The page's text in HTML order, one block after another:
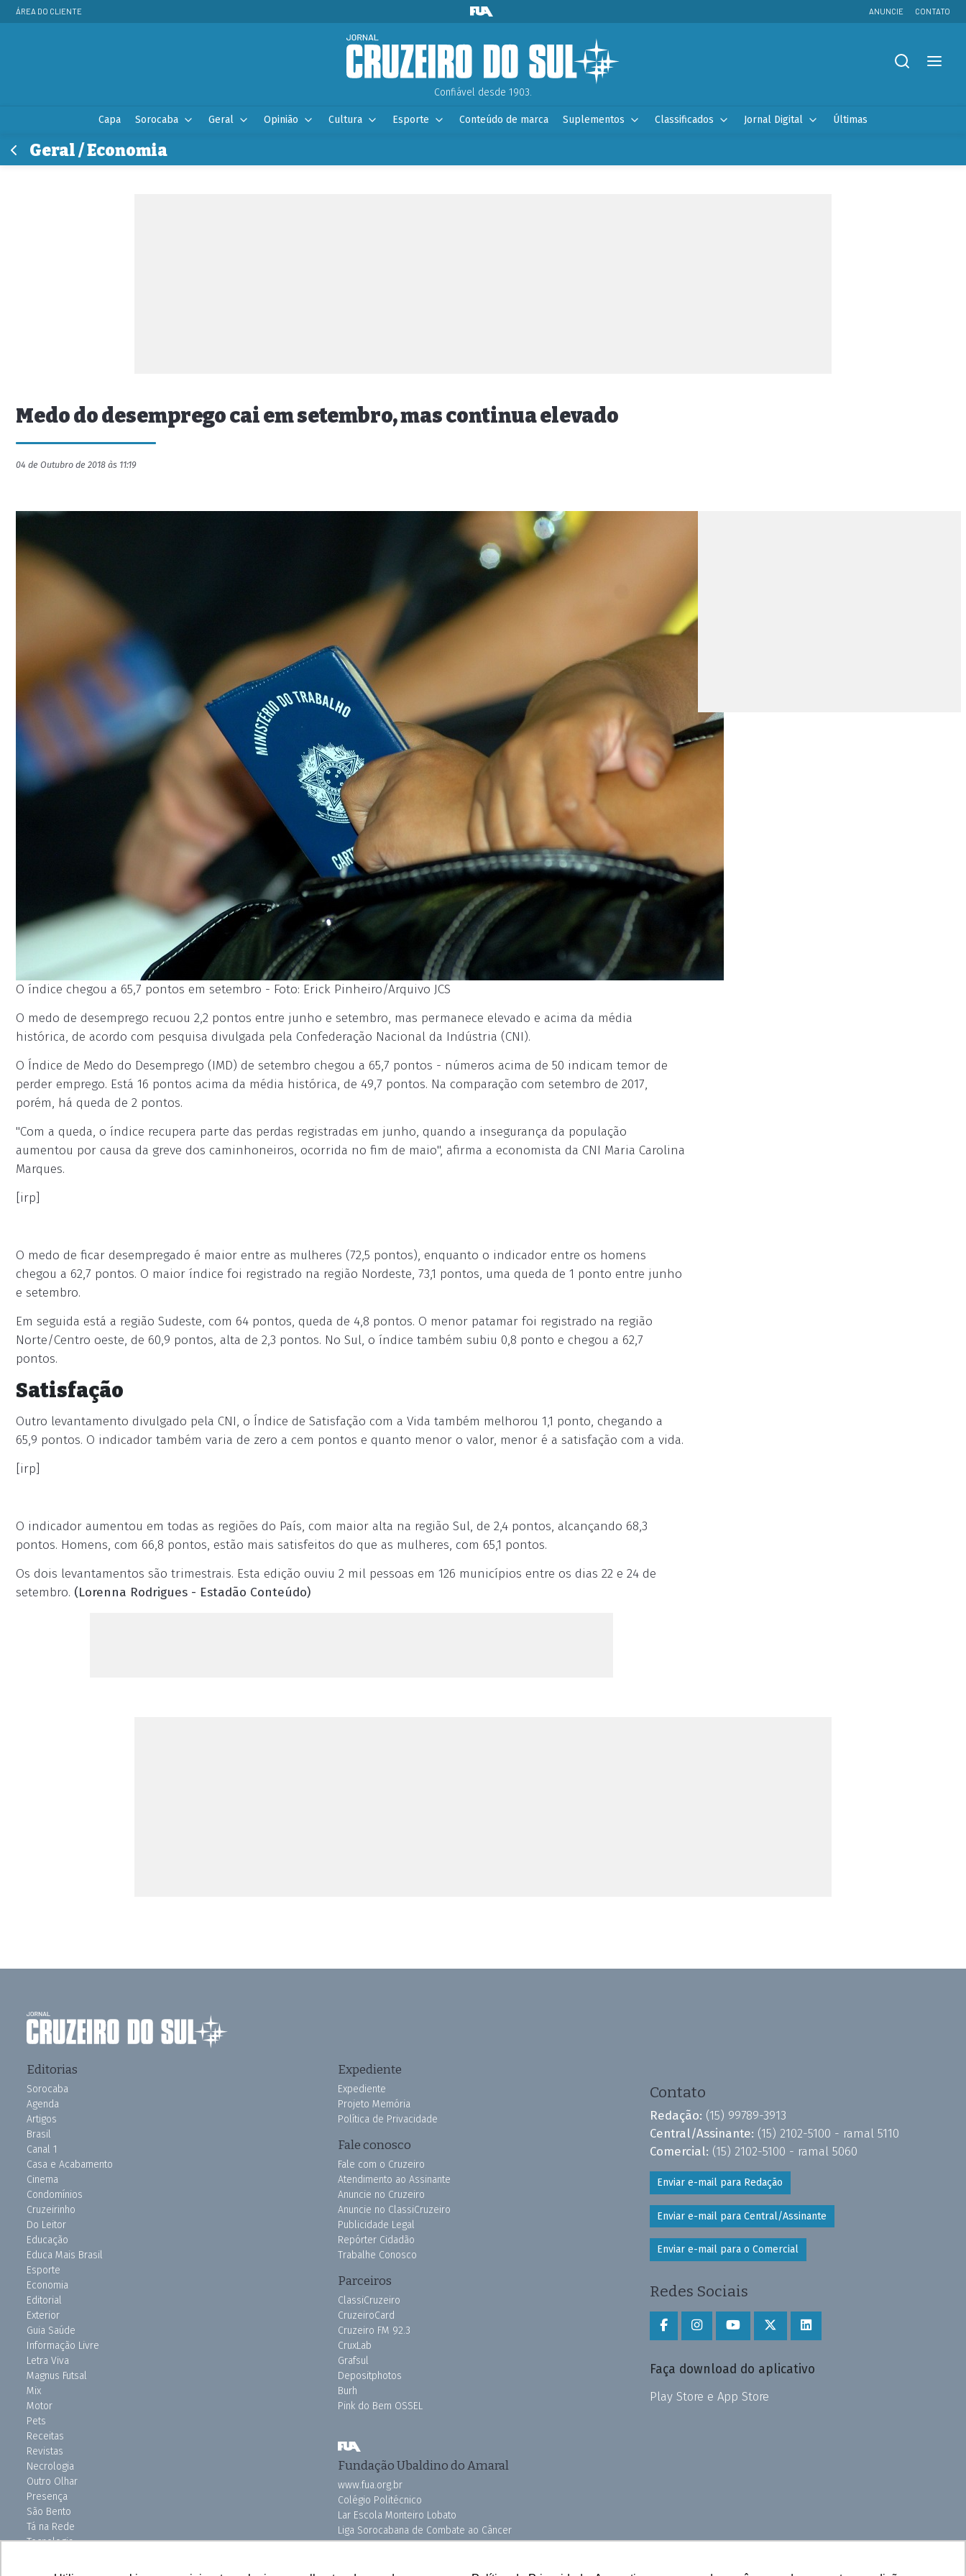
ÁREA DO CLIENTE ANUNCIE CONTATO
Confiável desde 1903.
Capa Sorocaba Geral Opinião Cultura Esporte Conteúdo de marca Suplementos Classificados Jornal Digital Últimas
Geral / Economia
Medo do desemprego cai em setembro, mas continua elevado
04 de Outubro de 2018 às 11:19
O índice chegou a 65,7 pontos em setembro - Foto: Erick Pinheiro/Arquivo JCS
O medo de desemprego recuou 2,2 pontos entre junho e setembro, mas permanece elevado e acima da média
histórica, de acordo com pesquisa divulgada pela Confederação Nacional da Indústria (CNI).
O Índice de Medo do Desemprego (IMD) de setembro chegou a 65,7 pontos - números acima de 50 indicam temor de
perder emprego. Está 16 pontos acima da média histórica, de 49,7 pontos. Na comparação com setembro de 2017,
porém, há queda de 2 pontos.
"Com a queda, o índice recupera parte das perdas registradas em junho, quando a insegurança da população
aumentou por causa da greve dos caminhoneiros, ocorrida no fim de maio", afirma a economista da CNI Maria Carolina
Marques.
[irp]
O medo de ficar desempregado é maior entre as mulheres (72,5 pontos), enquanto o indicador entre os homens
chegou a 62,7 pontos. O maior índice foi registrado na região Nordeste, 73,1 pontos, uma queda de 1 ponto entre junho
e setembro.
Em seguida está a região Sudeste, com 64 pontos, queda de 4,8 pontos. O menor patamar foi registrado na região
Norte/Centro oeste, de 60,9 pontos, alta de 2,3 pontos. No Sul, o índice também subiu 0,8 ponto e chegou a 62,7
pontos.
Satisfação
Outro levantamento divulgado pela CNI, o Índice de Satisfação com a Vida também melhorou 1,1 ponto, chegando a
65,9 pontos. O indicador também varia de zero a cem pontos e quanto menor o valor, menor é a satisfação com a vida.
[irp]
O indicador aumentou em todas as regiões do País, com maior alta na região Sul, de 2,4 pontos, alcançando 68,3
pontos. Homens, com 66,8 pontos, estão mais satisfeitos do que as mulheres, com 65,1 pontos.
Os dois levantamentos são trimestrais. Esta edição ouviu 2 mil pessoas em 126 municípios entre os dias 22 e 24 de
setembro. (Lorenna Rodrigues - Estadão Conteúdo)
Editorias
Sorocaba
Agenda
Artigos
Brasil
Canal 1
Casa e Acabamento
Cinema
Condomínios
Cruzeirinho
Do Leitor
Educação
Educa Mais Brasil
Esporte
Economia
Editorial
Exterior
Guia Saúde
Informação Livre
Letra Viva
Magnus Futsal
Mix
Motor
Pets
Receitas
Revistas
Necrologia
Outro Olhar
Presença
São Bento
Tá na Rede
Tecnologia
Uniso Ciência
Expediente
Expediente
Projeto Memória
Política de Privacidade
Fale conosco
Fale com o Cruzeiro
Atendimento ao Assinante
Anuncie no Cruzeiro
Anuncie no ClassiCruzeiro
Publicidade Legal
Repórter Cidadão
Trabalhe Conosco
Parceiros
ClassiCruzeiro
CruzeiroCard
Cruzeiro FM 92.3
CruxLab
Grafsul
Depositphotos
Burh
Pink do Bem OSSEL
Fundação Ubaldino do Amaral
www.fua.org.br
Colégio Politécnico
Lar Escola Monteiro Lobato
Liga Sorocabana de Combate ao Câncer
Vila dos Velhinhos
Contato
Redação: (15) 99789-3913
Central/Assinante: (15) 2102-5100 - ramal 5110
Comercial: (15) 2102-5100 - ramal 5060
Enviar e-mail para Redação
Enviar e-mail para Central/Assinante
Enviar e-mail para o Comercial
Redes Sociais
Faça download do aplicativo
Play Store e App Store